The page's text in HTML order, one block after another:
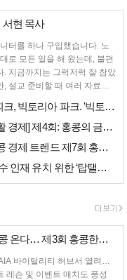
서현 목사
터를 하나 구입했습니다. 노
로 모든 일을 해 왔는데, 불편
. 지금까지는 그럭저럭 잘 참았
, 설교 준비할 때 여러 자료를
빅토리아 하버, 빅토리아 피크, 빅토리아 파크. '빅토리아’의 이름은 어…
[숫자로 보는 홍콩 교민 생활 경제] 제4회: 홍콩의 금융 — 지표 및 …
[기획특집] 숫자로 읽는 홍콩 경제 트렌드 제7회 홍콩 문화·창의 산업…
[홍콩 비자 안내] 세계적 우수 인재 유치 위한 ‘탑탤런트 비자(TTPS…
세계 챔피언 홍지승 선수 홍콩 온다… 제3회 홍콩한인팔씨름대회 9월 12…
바이탈리티 허브서 열려…
레슨 및 이벤트 매치도 풍성